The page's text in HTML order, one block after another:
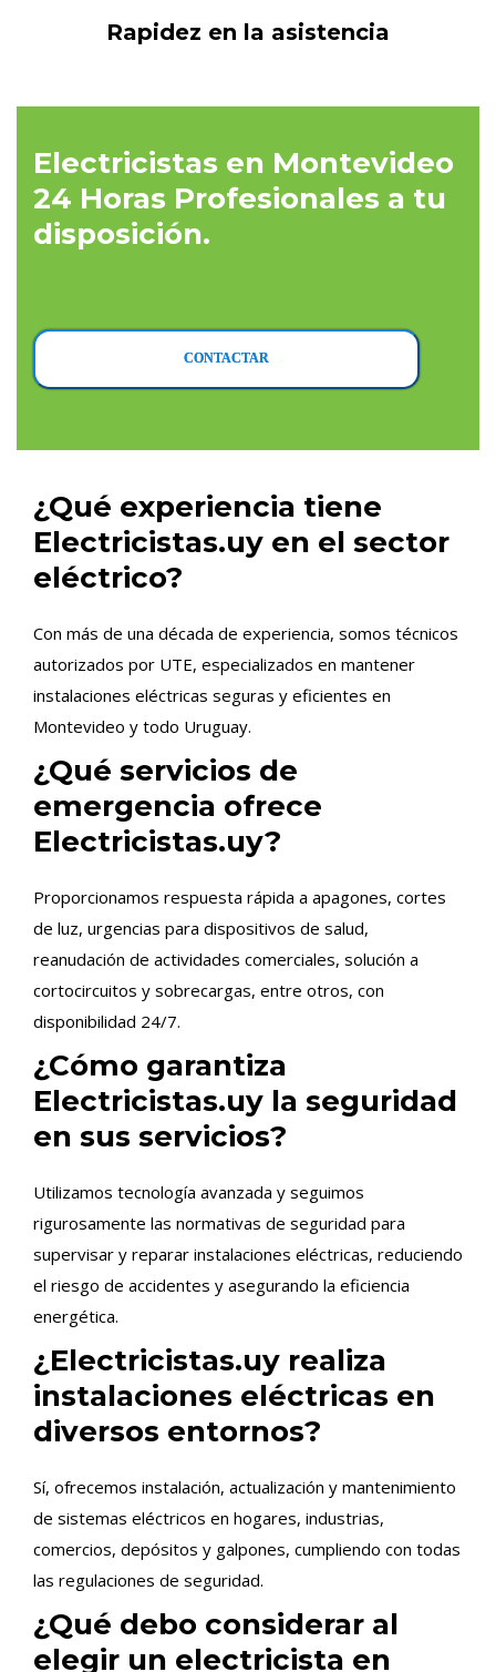
Rapidez en la asistencia
Electricistas en Montevideo
24 Horas Profesionales a tu
disposición.
CONTACTAR
¿Qué experiencia tiene
Electricistas.uy en el sector
eléctrico?
Con más de una década de experiencia, somos técnicos
autorizados por UTE, especializados en mantener
instalaciones eléctricas seguras y eficientes en
Montevideo y todo Uruguay.
¿Qué servicios de
emergencia ofrece
Electricistas.uy?
Proporcionamos respuesta rápida a apagones, cortes
de luz, urgencias para dispositivos de salud,
reanudación de actividades comerciales, solución a
cortocircuitos y sobrecargas, entre otros, con
disponibilidad 24/7.
¿Cómo garantiza
Electricistas.uy la seguridad
en sus servicios?
Utilizamos tecnología avanzada y seguimos
rigurosamente las normativas de seguridad para
supervisar y reparar instalaciones eléctricas, reduciendo
el riesgo de accidentes y asegurando la eficiencia
energética.
¿Electricistas.uy realiza
instalaciones eléctricas en
diversos entornos?
Sí, ofrecemos instalación, actualización y mantenimiento
de sistemas eléctricos en hogares, industrias,
comercios, depósitos y galpones, cumpliendo con todas
las regulaciones de seguridad.
¿Qué debo considerar al
elegir un electricista en